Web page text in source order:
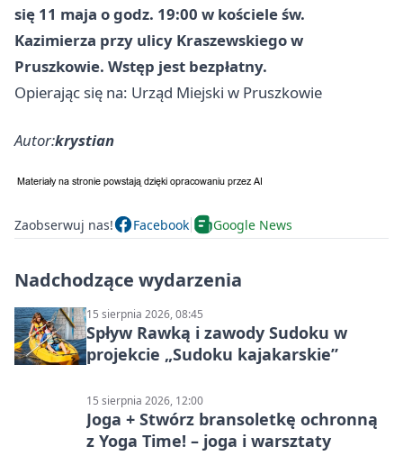
się 11 maja o godz. 19:00 w kościele św.
Kazimierza przy ulicy Kraszewskiego w
Pruszkowie. Wstęp jest bezpłatny.
Opierając się na: Urząd Miejski w Pruszkowie
Autor:krystian
Zaobserwuj nas! Facebook Google News
Nadchodzące wydarzenia
15 sierpnia 2026, 08:45
Spływ Rawką i zawody Sudoku w
projekcie „Sudoku kajakarskie”
15 sierpnia 2026, 12:00
Joga + Stwórz bransoletkę ochronną
z Yoga Time! – joga i warsztaty